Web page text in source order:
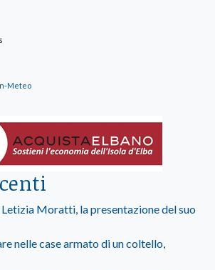
Meteo
Letizia Moratti, la presentazione del suo
nelle case armato di un coltello,